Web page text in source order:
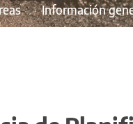
Información